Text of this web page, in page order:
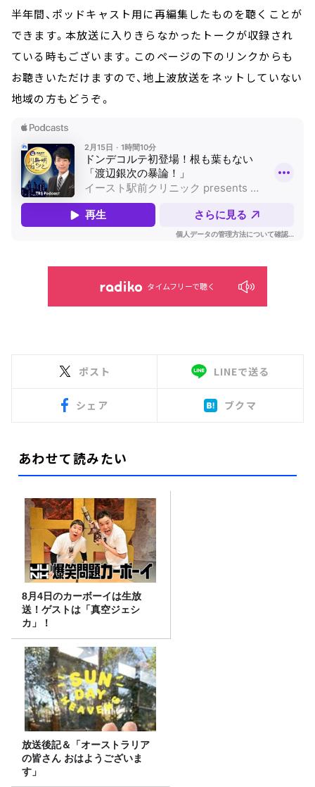
半年間、ポッドキャスト用に再編集したものを聴くことが
できます。本放送に入りきらなかったトークが収録され
ている時もございます。このページの下のリンクからも
お聴きいただけますので、地上波放送をネットしていない
地域の方もどうぞ。
タイムフリーで聴く
ポスト LINEで送る
シェア ブクマ
あわせて読みたい
8月4日のカーボーイは生放
送！ゲストは「真空ジェシ
カ」！
放送後記＆「オーストラリア
の皆さん おはようございま
す」